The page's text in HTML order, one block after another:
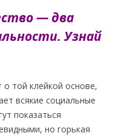
— два
Узнай
о той клейкой основе,
всякие социальные
показаться
но горькая